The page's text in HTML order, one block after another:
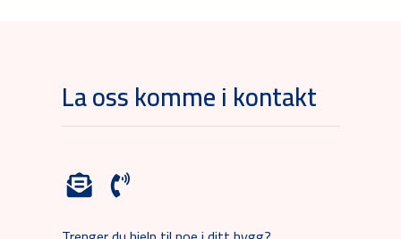
La oss komme i kontakt